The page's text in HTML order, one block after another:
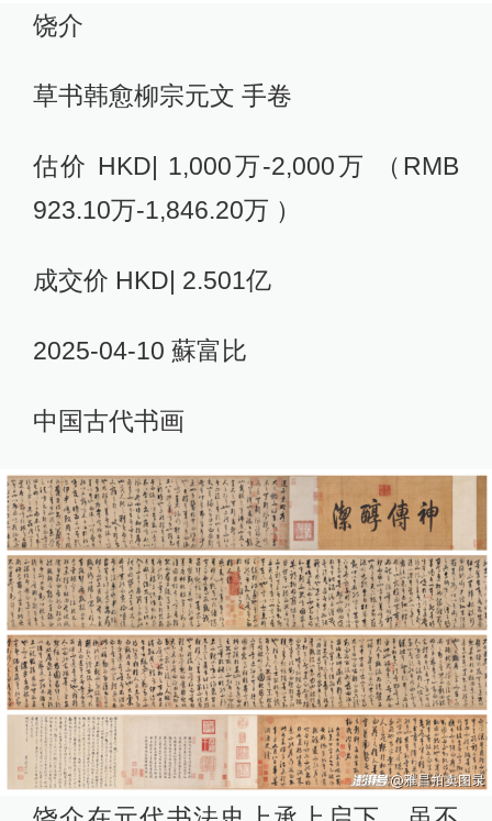
饶介
草书韩愈柳宗元文 手卷
估价 HKD| 1,000万-2,000万 （RMB
923.10万-1,846.20万 ）
成交价 HKD| 2.501亿
2025-04-10 蘇富比
中国古代书画